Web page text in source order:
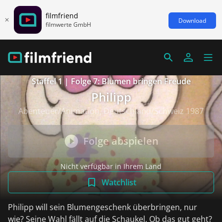
filmfriend
filmwerte GmbH Download
Staffel 1 | Folge 7: Blumen bringen Freude
Philipp
Abenteuer/Animation, Deutschland/Schweiz 1987
Folge abspielen
Nicht verfügbar in Ihrem Land
Watchlist
Philipp will sein Blumengeschenk überbringen, nur
wie? Seine Wahl fällt auf die Schaukel. Ob das gut geht?